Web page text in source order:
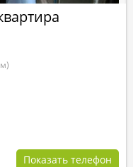
Показать телефон